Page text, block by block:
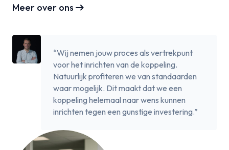
Meer over ons arrow_right_alt
“Wij nemen jouw proces als vertrekpunt
voor het inrichten van de koppeling.
Natuurlijk profiteren we van standaarden
waar mogelijk. Dit maakt dat we een
koppeling helemaal naar wens kunnen
inrichten tegen een gunstige investering.”